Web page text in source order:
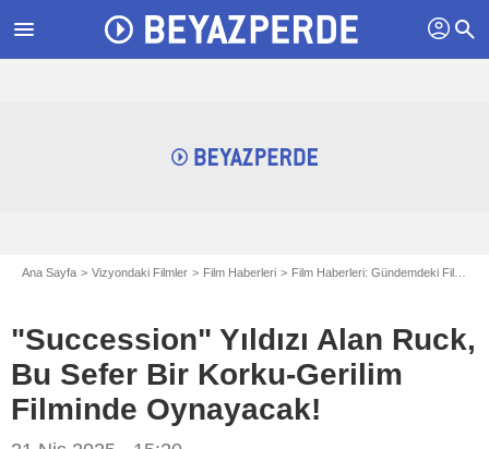
menu profil search
Ana Sayfa Vizyondaki Filmler Film Haberleri Film Haberleri: Gündemdeki Filmler
"Succession" Yıldızı Alan Ruck,
Bu Sefer Bir Korku-Gerilim
Filminde Oynayacak!